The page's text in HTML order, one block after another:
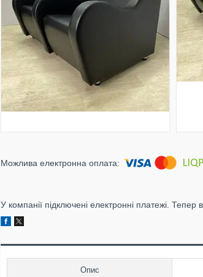
У компанії підключені електронні платежі.
Опис